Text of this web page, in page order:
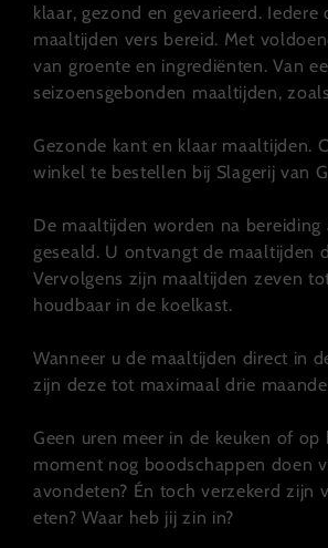
klaar, gezond en gevarieerd. Iedere
maaltijden vers bereid. Met
van groente en ingrediënten. Van
seizoensgebonden maaltijden,
Gezonde kant en klaar maaltijden.
winkel te bestellen bij Slagerij van
De maaltijden worden na bereiding
geseald. U ontvangt de maaltijden
Vervolgens zijn maaltijden zeven
houdbaar in de koelkast.
Wanneer u de maaltijden direct in
zijn deze tot maximaal drie
Geen uren meer in de keuken of op
moment nog boodschappen doen
avondeten? Én toch verzekerd zijn
eten? Waar heb jij zin in?